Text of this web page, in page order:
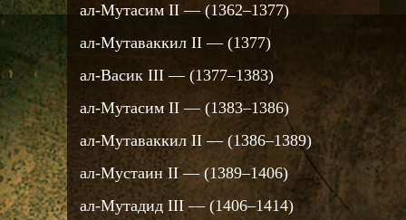
ал-Мутасим II — (1362–1377)
ал-Мутаваккил II — (1377)
ал-Васик III — (1377–1383)
ал-Мутасим II — (1383–1386)
ал-Мутаваккил II — (1386–1389)
ал-Мустаин II — (1389–1406)
ал-Мутадид III — (1406–1414)